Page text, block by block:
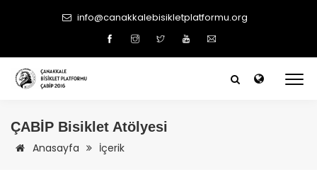
info@canakkalebisikletplatformu.org
ÇABİP Bisiklet Atölyesi
Anasayfa İçerik